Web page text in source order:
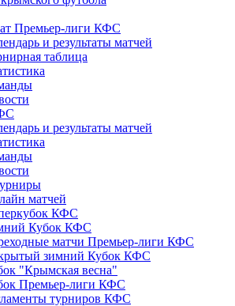
Премьер-лиги КФС
и результаты матчей
таблица
и результаты матчей
матчей
КФС
Кубок КФС
матчи Премьер-лиги КФС
зимний Кубок КФС
"Крымская весна"
Премьер-лиги КФС
турниров КФС